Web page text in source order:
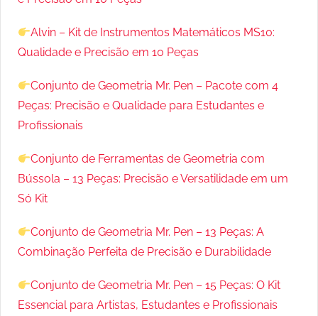
Alvin – Kit de Instrumentos Matemáticos MS10:
Qualidade e Precisão em 10 Peças
Conjunto de Geometria Mr. Pen – Pacote com 4
Peças: Precisão e Qualidade para Estudantes e
Profissionais
Conjunto de Ferramentas de Geometria com
Bússola – 13 Peças: Precisão e Versatilidade em um
Só Kit
Conjunto de Geometria Mr. Pen – 13 Peças: A
Combinação Perfeita de Precisão e Durabilidade
Conjunto de Geometria Mr. Pen – 15 Peças: O Kit
Essencial para Artistas, Estudantes e Profissionais